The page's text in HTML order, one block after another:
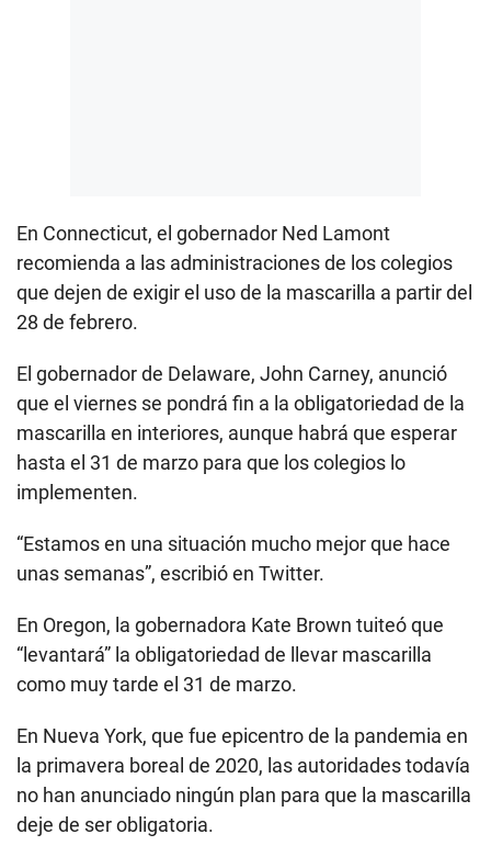
En Connecticut, el gobernador Ned Lamont
recomienda a las administraciones de los colegios
que dejen de exigir el uso de la mascarilla a partir del
28 de febrero.
El gobernador de Delaware, John Carney, anunció
que el viernes se pondrá fin a la obligatoriedad de la
mascarilla en interiores, aunque habrá que esperar
hasta el 31 de marzo para que los colegios lo
implementen.
“Estamos en una situación mucho mejor que hace
unas semanas”, escribió en Twitter.
En Oregon, la gobernadora Kate Brown tuiteó que
“levantará” la obligatoriedad de llevar mascarilla
como muy tarde el 31 de marzo.
En Nueva York, que fue epicentro de la pandemia en
la primavera boreal de 2020, las autoridades todavía
no han anunciado ningún plan para que la mascarilla
deje de ser obligatoria.